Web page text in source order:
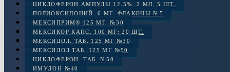
ЦИКЛОФЕРОН АМПУЛЫ 12.5%, 2 МЛ, 5 ШТ.
ПОЛИОКСИДОНИЙ, 6 МГ. ФЛАКОНЫ №5
МЕКСИПРИМ® 125 МГ, №30
МЕКСИКОР КАПС. 100 МГ: 20 ШТ.
МЕКСИДОЛ, ТАБ. 125 МГ №30
МЕКСИДОЛ ТАБ. 125 МГ №50
ЦИКЛОФЕРОН, ТАБ. №50
ИМУДОН №40